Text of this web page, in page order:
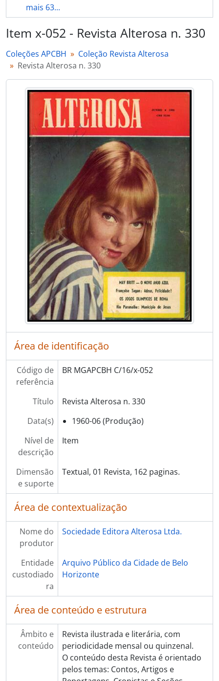
mais 63...
Item x-052 - Revista Alterosa n. 330
Coleções APCBH
Coleção Revista Alterosa
Revista Alterosa n. 330
Área de identificação
Código de
referência
BR MGAPCBH C/16/x-052
Título
Revista Alterosa n. 330
Data(s)
1960-06 (Produção)
Nível de
descrição
Item
Dimensão
e suporte
Textual, 01 Revista, 162 paginas.
Área de contextualização
Nome do
produtor
Sociedade Editora Alterosa Ltda.
Entidade
custodiado
ra
Arquivo Público da Cidade de Belo
Horizonte
Área de conteúdo e estrutura
Âmbito e
conteúdo
Revista ilustrada e literária, com
periodicidade mensal ou quinzenal.
O conteúdo desta Revista é orientado
pelos temas: Contos, Artigos e